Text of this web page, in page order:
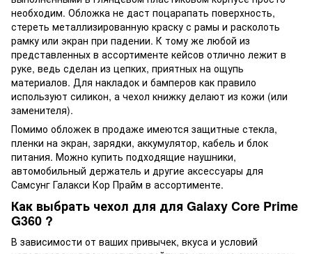
необходим. Обложка не даст поцарапать поверхность,
стереть металлизированную краску с рамы и расколоть
рамку или экран при падении. К тому же любой из
представленных в ассортименте кейсов отлично лежит в
руке, ведь сделан из цепких, приятных на ощупь
материалов. Для накладок и бамперов как правило
используют силикон, а чехол книжку делают из кожи (или
заменителя).
Помимо обложек в продаже имеются защитные стекла,
пленки на экран, зарядки, аккумулятор, кабель и блок
питания. Можно купить подходящие наушники,
автомобильный держатель и другие аксессуары для
Самсунг Галакси Кор Прайм в ассортименте.
Как выбрать чехол для для Galaxy Core Prime
G360 ?
В зависимости от ваших привычек, вкуса и условий